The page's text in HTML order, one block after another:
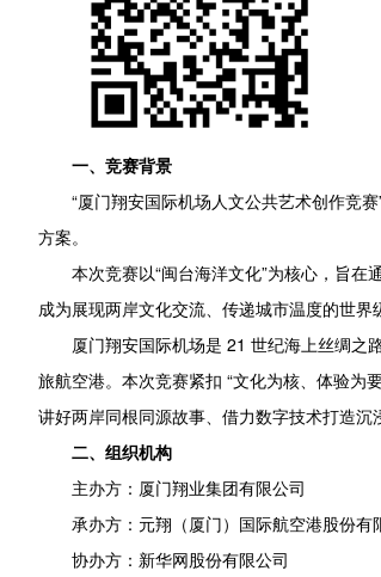
一、竞赛背景
“厦门翔安国际机场人文公共艺术创作竞
方案。
本次竞赛以“闽台海洋文化”为核心，旨
成为展现两岸文化交流、传递城市温度的世界
厦门翔安国际机场是 21 世纪海上丝绸之
旅航空港。本次竞赛紧扣 “文化为核、体验为
讲好两岸同根同源故事、借力数字技术打造沉
二、组织机构
主办方：厦门翔业集团有限公司
承办方：元翔（厦门）国际航空港股份
协办方：新华网股份有限公司